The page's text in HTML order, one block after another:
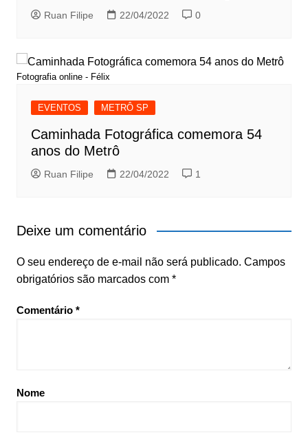
Ruan Filipe 22/04/2022 0
Fotografia online - Félix
EVENTOS METRÔ SP
Caminhada Fotográfica comemora 54
anos do Metrô
Ruan Filipe 22/04/2022 1
Deixe um comentário
O seu endereço de e-mail não será publicado. Campos
obrigatórios são marcados com *
Comentário *
Nome